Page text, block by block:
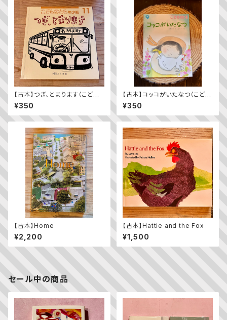
【古本】つぎ、とまります（こども
のとも年少版 2009年11月
号）（第392号）
¥350
【古本】コッコがいたなつ（こども
のとも2023年9月号）
¥350
【古本】Home
¥2,200
【古本】Hattie and the Fox
¥1,500
セール中の商品